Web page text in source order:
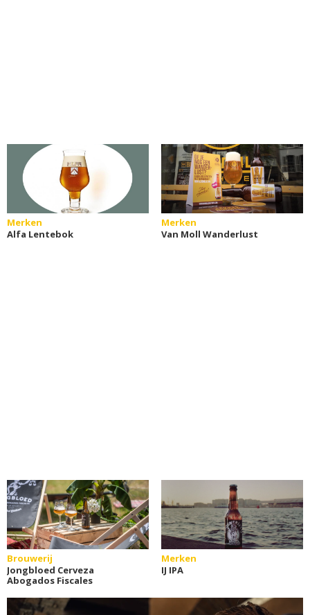
Merken
Alfa Lentebok
Merken
Van Moll Wanderlust
Brouwerij
Jongbloed Cerveza
Abogados Fiscales
Merken
IJ IPA